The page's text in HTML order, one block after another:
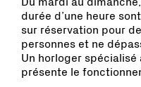
durée d’une heure
sur réservation pour
personnes et ne
Un horloger
présente le